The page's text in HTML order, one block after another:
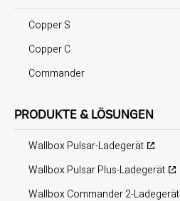
Copper S
Copper C
Commander
PRODUKTE & LÖSUNGEN
Wallbox Pulsar-Ladegerät
Wallbox Pulsar Plus-Ladegerät
Wallbox Commander 2-Ladegerät